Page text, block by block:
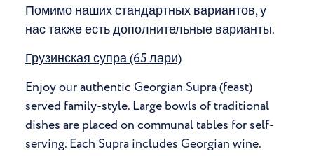
Помимо наших стандартных вариантов, у
нас также есть дополнительные варианты.
Грузинская супра (65 лари)
Enjoy our authentic Georgian Supra (feast)
served family-style. Large bowls of traditional
dishes are placed on communal tables for self-
serving. Each Supra includes Georgian wine.